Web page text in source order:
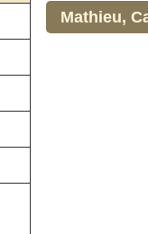
Mathieu,